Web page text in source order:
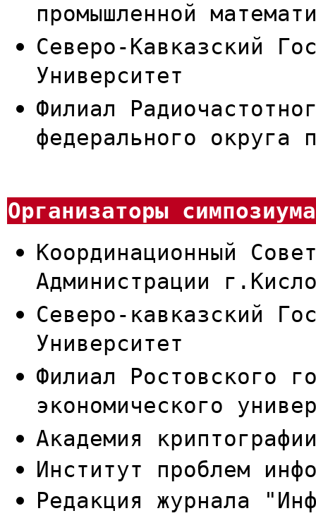
промышленной
Северо-Кавказский
Университет
Филиал
федерального округа
Организаторы симпозиума
Координационный
Администрации
Северо-кавказский
Университет
Филиал Ростовского
экономического
Академия
Институт проблем
Редакция журнала